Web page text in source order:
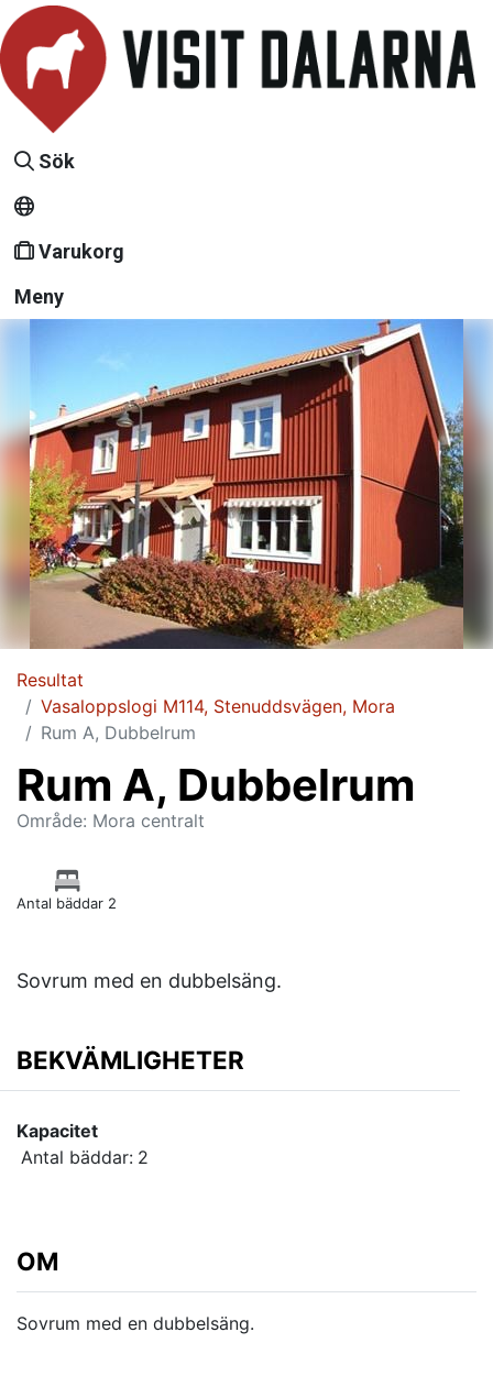
Sök
Varukorg
Meny
Resultat
Vasaloppslogi M114, Stenuddsvägen, Mora
Rum A, Dubbelrum
Rum A, Dubbelrum
Område: Mora centralt
Antal bäddar 2
Sovrum med en dubbelsäng.
BEKVÄMLIGHETER
Kapacitet
Antal bäddar: 2
OM
Sovrum med en dubbelsäng.